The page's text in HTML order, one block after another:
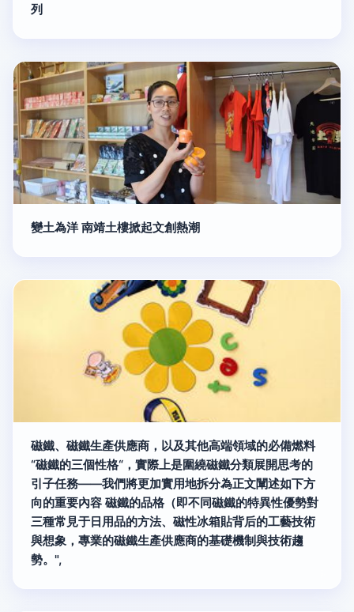
列
變土為洋 南靖土樓掀起文創熱潮
磁鐵、磁鐵生產供應商，以及其他高端領域的必備燃料
“磁鐵的三個性格“，實際上是圍繞磁鐵分類展開思考的
引子任務——我們將更加實用地拆分為正文闡述如下方
向的重要內容 磁鐵的品格（即不同磁鐵的特異性優勢對
三種常見于日用品的方法、磁性冰箱貼背后的工藝技術
與想象，專業的磁鐵生產供應商的基礎機制與技術趨
勢。",